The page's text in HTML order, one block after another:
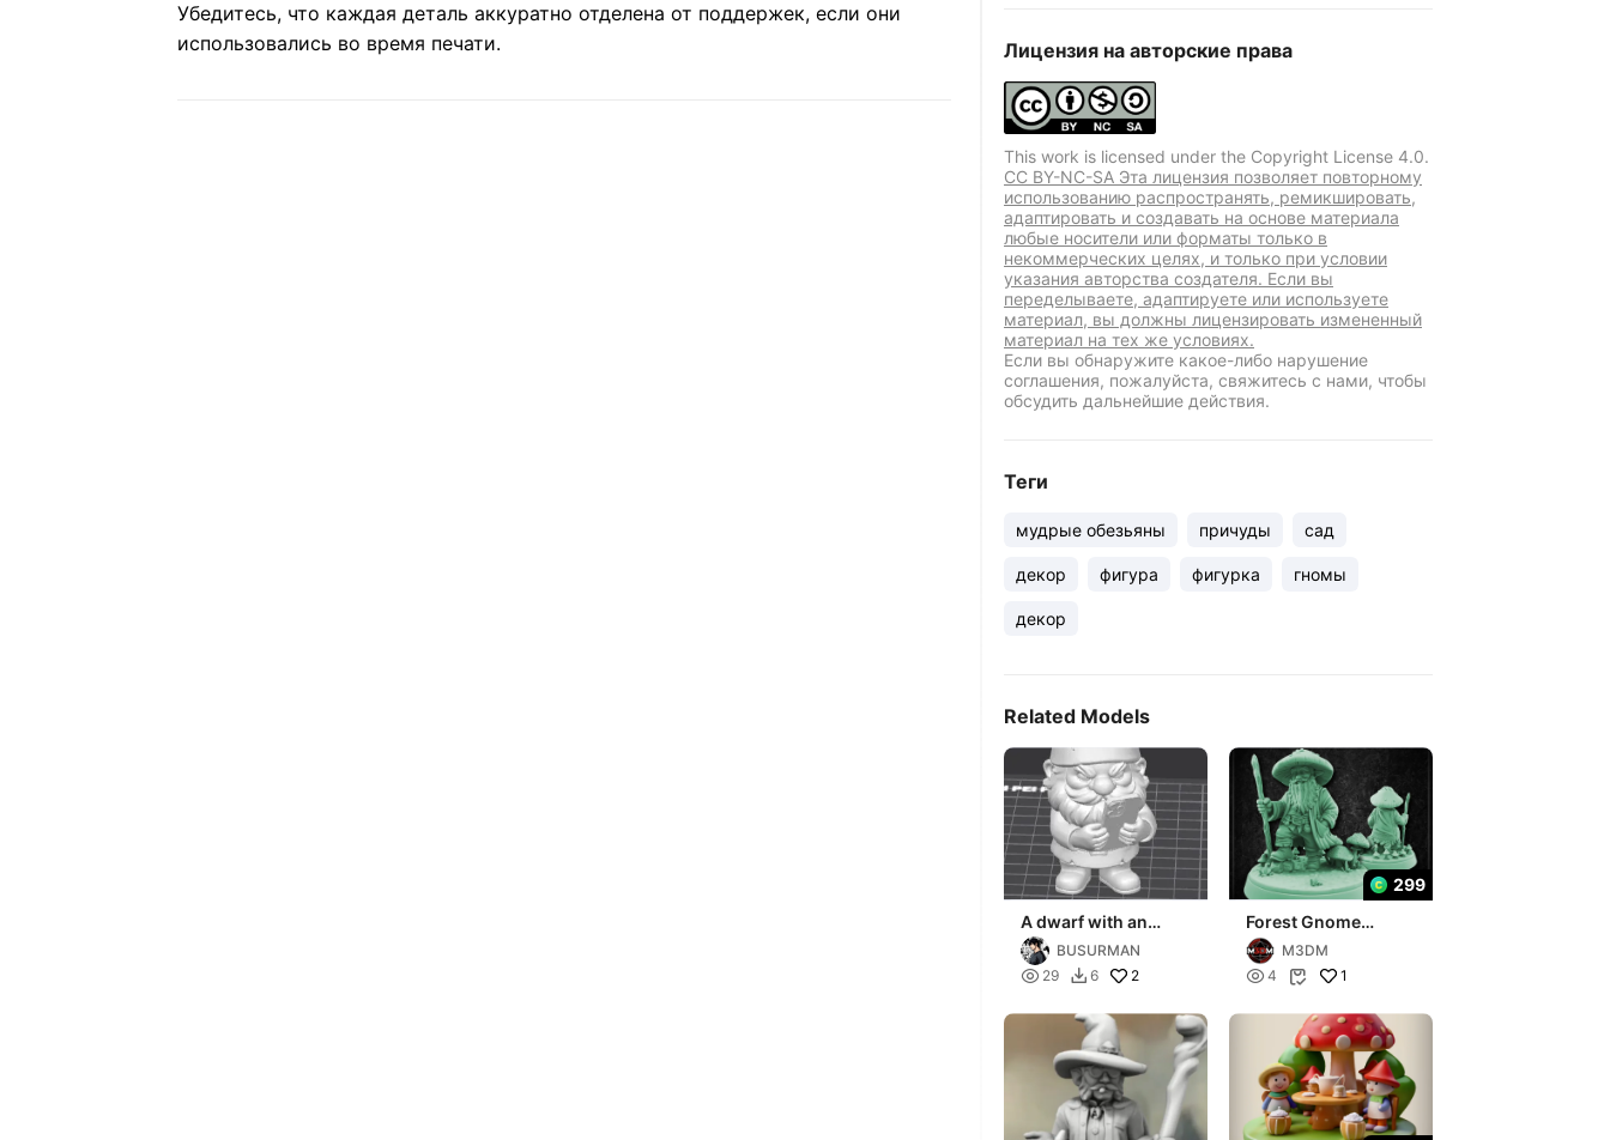
Убедитесь, что каждая деталь аккуратно отделена от поддержек, если они
использовались во время печати.
Лицензия на авторские права
This work is licensed under the Copyright License 4.0.
CC BY-NC-SA Эта лицензия позволяет повторному
использованию распространять, ремикшировать,
адаптировать и создавать на основе материала
любые носители или форматы только в
некоммерческих целях, и только при условии
указания авторства создателя. Если вы
переделываете, адаптируете или используете
материал, вы должны лицензировать измененный
материал на тех же условиях.
Если вы обнаружите какое-либо нарушение
соглашения, пожалуйста, свяжитесь с нами, чтобы
обсудить дальнейшие действия.
Теги
мудрые обезьяны причуды сад
декор фигура фигурка гномы
декор
Related Models
A dwarf with an
iPhone/гном с
айфономBUSURMAN
 29  6 2
299
Forest Gnome
WizardM3DM
 4  1